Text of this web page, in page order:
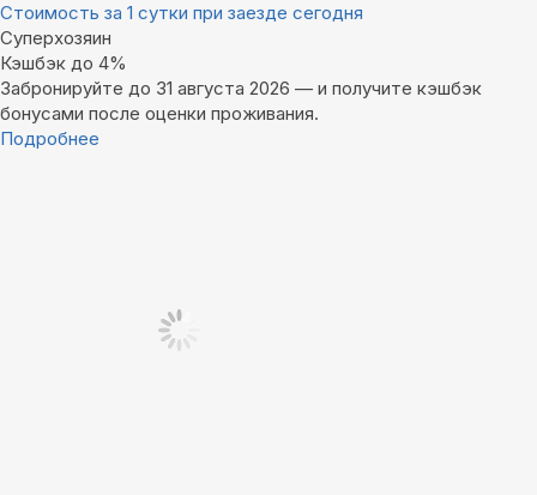
Стоимость за 1 сутки при заезде сегодня
Суперхозяин
Кэшбэк до 4%
Забронируйте до 31 августа 2026 — и получите кэшбэк
бонусами после оценки проживания.
Подробнее